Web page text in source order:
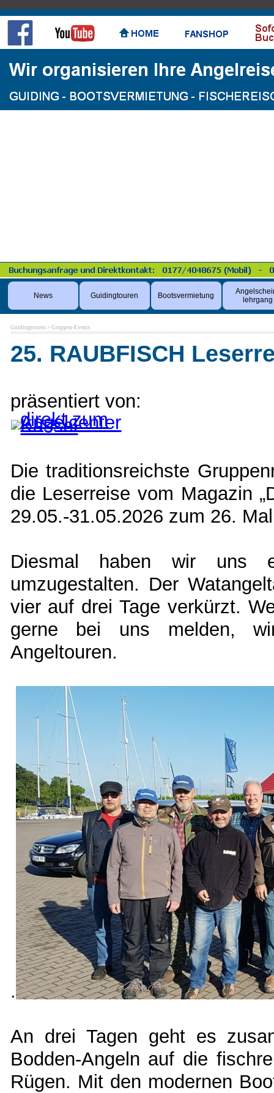
News Guidingtouren Bootsvermietung
lehrgang
Guidingtouren > Gruppen-Events
25. RAUBFISCH
präsentiert von:
Die traditionsreichste
die Leserreise vom Magazin
29.05.-31.05.2026 zum 26.
Diesmal haben wir uns
umzugestalten. Der
vier auf drei Tage verkürzt.
gerne bei uns melden,
Angeltouren.
.
An drei Tagen geht es
Bodden-Angeln auf die
Rügen. Mit den modernen